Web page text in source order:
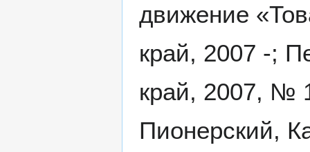
движение
край, 2007 -;
край, 2007, №
Пионерский,